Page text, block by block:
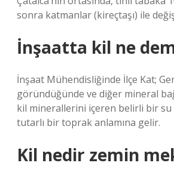
sonra katmanlar (kireçtaşı) ile
İnşaatta kil ne
İnşaat Mühendisliğinde İlçe Kat;
göründüğünde ve diğer mineral
kil minerallerini içeren belirli bir su
tutarlı bir toprak anlamına gelir.
Kil nedir zemin